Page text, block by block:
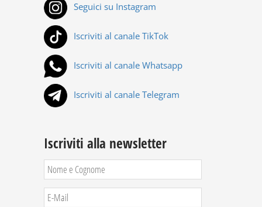
Seguici su Instagram
Iscriviti al canale TikTok
Iscriviti al canale Whatsapp
Iscriviti al canale Telegram
Iscriviti alla newsletter